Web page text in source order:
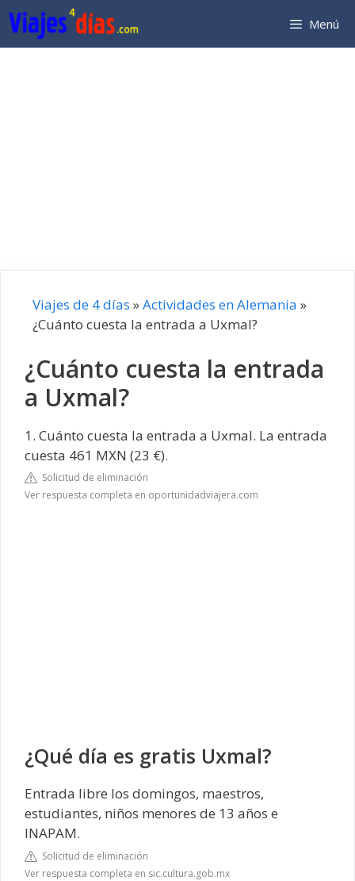
Saltar
al
contenido
Menú
Viajes de 4 días »Actividades en Alemania »
¿Cuánto cuesta la entrada a Uxmal?
¿Cuánto cuesta la entrada
a Uxmal?
1. Cuánto cuesta la entrada a Uxmal. La entrada
cuesta 461 MXN (23 €).
Solicitud de eliminación
Ver respuesta completa en oportunidadviajera.com
¿Qué día es gratis Uxmal?
Entrada libre los domingos, maestros,
estudiantes, niños menores de 13 años e
INAPAM.
Solicitud de eliminación
Ver respuesta completa en sic.cultura.gob.mx